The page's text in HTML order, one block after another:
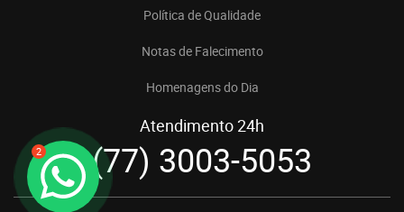
2
Política de Qualidade
Notas de Falecimento
Homenagens do Dia
Atendimento 24h
(77) 3003-5053